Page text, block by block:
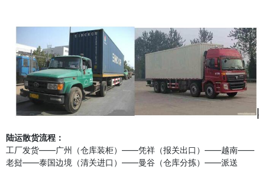
陆运散货流程：
工厂发货——广州（仓库装柜）——凭祥（报关出口）——越南——
老挝——泰国边境（清关进口）——曼谷（仓库分拣）——派送